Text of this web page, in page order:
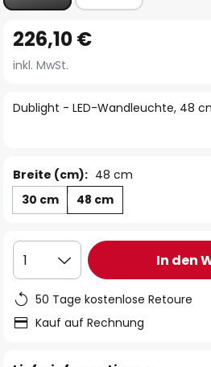
Anfang
der
springen
Dublight - LED-Wandleuchte, 48
226,10 €
inkl. MwSt.
Breite (cm): 48 cm
30 cm
48 cm
1 In den
50 Tage kostenlose Retoure
Kauf auf Rechnung